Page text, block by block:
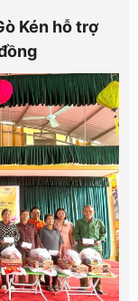
Kén hỗ trợ